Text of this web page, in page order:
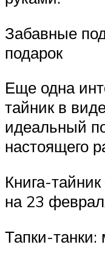
Забавные
подарок
Еще одна
тайник в
идеальный
настоящего
Книга-
на 23
Тапки-танки: